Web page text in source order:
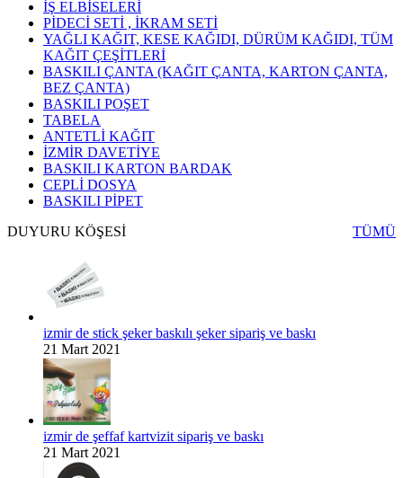
İŞ ELBİSELERİ
PİDECİ SETİ , İKRAM SETİ
YAĞLI KAĞIT, KESE KAĞIDI, DÜRÜM KAĞIDI, TÜM
KAĞIT ÇEŞİTLERİ
BASKILI ÇANTA (KAĞIT ÇANTA, KARTON ÇANTA,
BEZ ÇANTA)
BASKILI POŞET
TABELA
ANTETLİ KAĞIT
İZMİR DAVETİYE
BASKILI KARTON BARDAK
CEPLİ DOSYA
BASKILI PİPET
DUYURU KÖŞESİ
TÜMÜ
izmir de stick şeker baskılı şeker sipariş ve baskı
21 Mart 2021
izmir de şeffaf kartvizit sipariş ve baskı
21 Mart 2021